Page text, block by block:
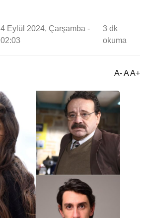
4 Eylül 2024, Çarşamba -
02:03
3 dk
okuma
A- A A+